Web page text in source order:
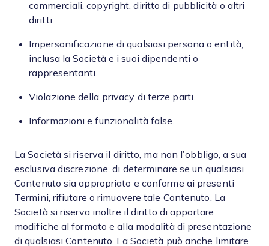
commerciali, copyright, diritto di pubblicità o altri
diritti.
Impersonificazione di qualsiasi persona o entità,
inclusa la Società e i suoi dipendenti o
rappresentanti.
Violazione della privacy di terze parti.
Informazioni e funzionalità false.
La Società si riserva il diritto, ma non l’obbligo, a sua
esclusiva discrezione, di determinare se un qualsiasi
Contenuto sia appropriato e conforme ai presenti
Termini, rifiutare o rimuovere tale Contenuto. La
Società si riserva inoltre il diritto di apportare
modifiche al formato e alla modalità di presentazione
di qualsiasi Contenuto. La Società può anche limitare